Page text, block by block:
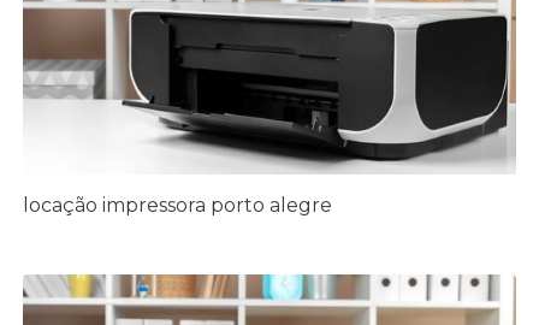
locação impressora porto alegre